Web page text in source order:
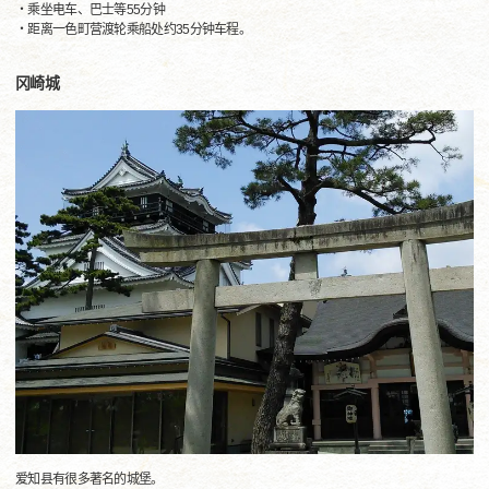
・乘坐电车、巴士等55分钟
・距离一色町营渡轮乘船处约35分钟车程。
冈崎城
爱知县有很多著名的城堡。